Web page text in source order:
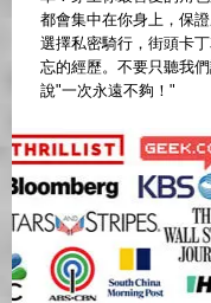
都會集中在你身上，保
選擇私密騎行，街頭卡
忘的經歷。不要只聽我
說"一次永遠不夠！"